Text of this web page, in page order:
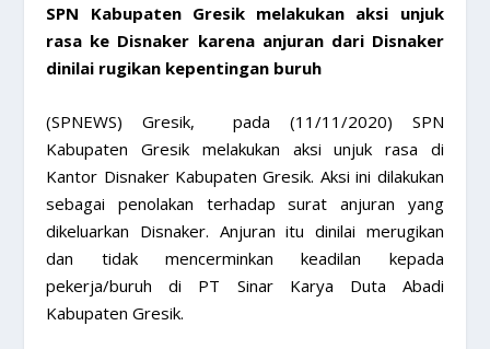
SPN Kabupaten Gresik melakukan aksi unjuk
rasa ke Disnaker karena anjuran dari Disnaker
dinilai rugikan kepentingan buruh
(SPNEWS) Gresik, pada (11/11/2020) SPN
Kabupaten Gresik melakukan aksi unjuk rasa di
Kantor Disnaker Kabupaten Gresik. Aksi ini dilakukan
sebagai penolakan terhadap surat anjuran yang
dikeluarkan Disnaker. Anjuran itu dinilai merugikan
dan tidak mencerminkan keadilan kepada
pekerja/buruh di PT Sinar Karya Duta Abadi
Kabupaten Gresik.